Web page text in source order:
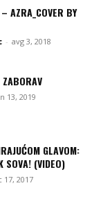
AZRA_COVER BY
- avg 3, 2018
13, 2019
GLAVOM:
SOVA! (VIDEO)
17, 2017